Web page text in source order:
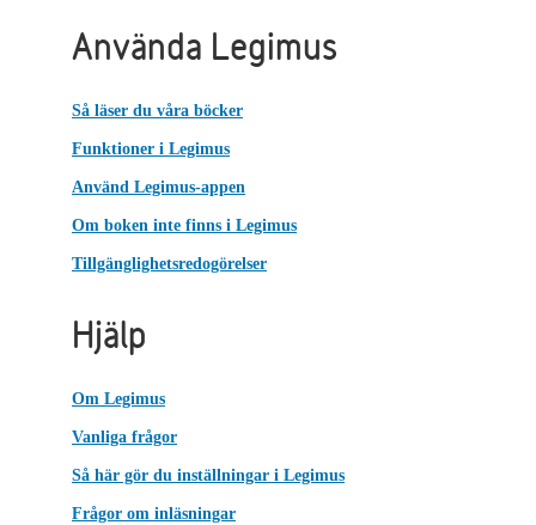
Använda Legimus
Så läser du våra böcker
Funktioner i Legimus
Använd Legimus-appen
Om boken inte finns i Legimus
Tillgänglighetsredogörelser
Hjälp
Om Legimus
Vanliga frågor
Så här gör du inställningar i Legimus
Frågor om inläsningar